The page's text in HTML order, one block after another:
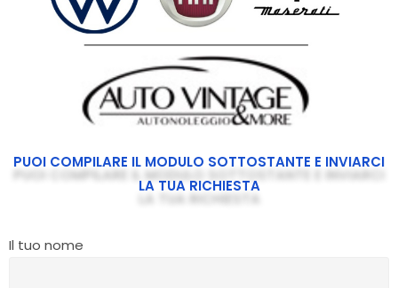
PUOI COMPILARE IL MODULO SOTTOSTANTE E INVIARCI
LA TUA RICHIESTA
Il tuo nome